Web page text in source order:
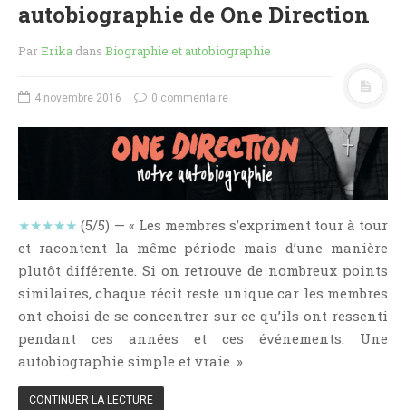
NOS VIDÉOS
LES TAGS
CONTACT
CATÉGORIES
Amitié
Articles D'Erika
Articles De Nadège
autobiographie de One Direction
ParErika dans Biographie et autobiographie
4 novembre 2016 0 commentaire
★★★★★ (5/5) — « Les membres s’expriment tour à tour
et racontent la même période mais d’une manière
plutôt différente. Si on retrouve de nombreux points
similaires, chaque récit reste unique car les membres
ont choisi de se concentrer sur ce qu’ils ont ressenti
pendant ces années et ces événements. Une
autobiographie simple et vraie. »
CONTINUER LA LECTURE